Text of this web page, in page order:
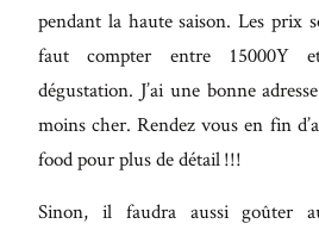
pendant la haute saison. Les prix
faut compter entre 15000Y
dégustation. J’ai une bonne
moins cher. Rendez vous en fin
food pour plus de détail !!!
Sinon, il faudra aussi goûter